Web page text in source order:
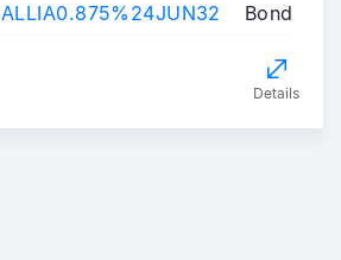
ALLIA0.875%24JUN32
Bond
Details